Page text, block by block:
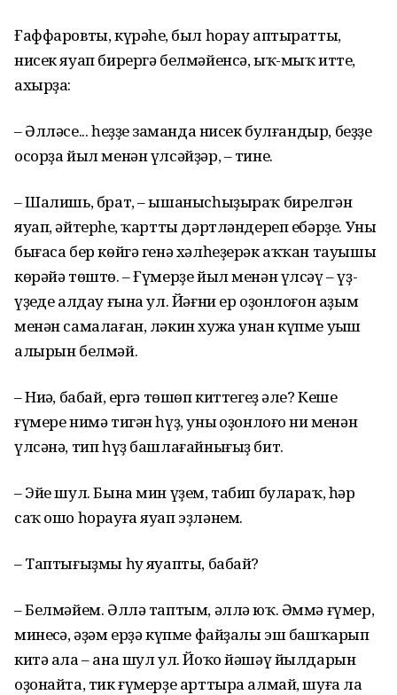
Ғаффаровты, күрәһең, был һорау аптыратты,
нисек яуап бирергә белмәйенсә, ыҡ-мыҡ итте,
ахырҙа:
– Әлләсе... һеҙҙең заманда нисек булғандыр, беҙҙең
осорҙа йыл менән үлсәйҙәр, – тине.
– Шалишь, брат, – ышанысһыҙыраҡ бирелгән
яуап, әйтерһең, ҡартты дәртләндереп ебәрҙе. Уның
бығаса бер көйгә генә хәлһеҙерәк аҡҡан тауышы
көрәйә төштө. – Ғүмерҙе йыл менән үлсәү – үҙ-
үҙеңде алдау ғына ул. Йәғни ер оҙонлоғон аҙым
менән самалаған, ләкин хужа унан күпме уңыш
алырын белмәй.
– Ниңә, бабай, ергә төшөп киттегеҙ әле? Кеше
ғүмере нимә тигән һүҙ, уның оҙонлоғо ни менән
үлсәнә, тип һүҙ башлағайнығыҙ бит.
– Эйе шул. Бына мин үҙем, табип булараҡ, һәр
саҡ ошо һорауға яуап эҙләнем.
– Таптығыҙмы һуң яуапты, бабай?
– Белмәйем. Әллә таптым, әллә юҡ. Әммә ғүмер,
минеңсә, әҙәм ерҙә күпме файҙалы эш башҡарып
китә ала – ана шул ул. Йоҡо йәшәү йылдарын
оҙонайта, тик ғүмерҙе арттыра алмай, шуға ла